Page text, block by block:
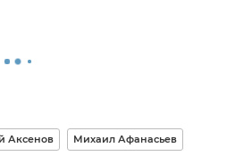
Аксенов Михаил Афанасьев